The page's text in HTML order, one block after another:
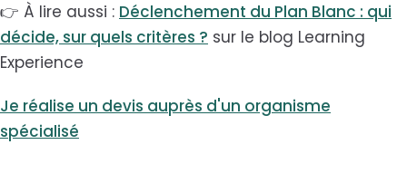
👉 À lire aussi : Déclenchement du Plan Blanc : qui
décide, sur quels critères ? sur le blog Learning
Experience
Je réalise un devis auprès d'un organisme
spécialisé